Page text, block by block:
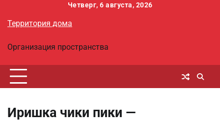
содержимому
Четверг, 6 августа, 2026
Территория дома
Организация пространства
Иришка чики пики —